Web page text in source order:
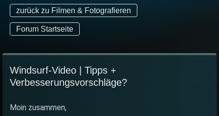
zurück zu Filmen & Fotografieren
Forum Startseite
Windsurf-Video | Tipps +
Verbesserungsvorschläge?
Moin zusammen,